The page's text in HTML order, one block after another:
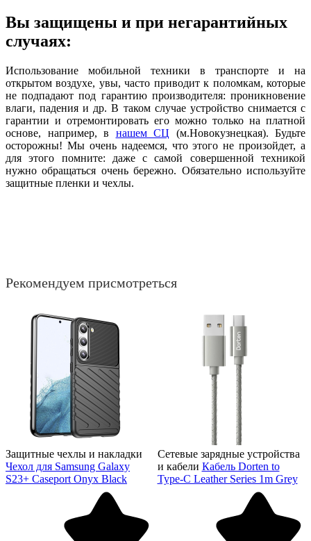
Вы защищены и при негарантийных
случаях:
Использование мобильной техники в транспорте и на
открытом воздухе, увы, часто приводит к поломкам, которые
не подпадают под гарантию производителя: проникновение
влаги, падения и др. В таком случае устройство снимается с
гарантии и отремонтировать его можно только на платной
основе, например, в нашем СЦ (м.Новокузнецкая). Будьте
осторожны! Мы очень надеемся, что этого не произойдет, а
для этого помните: даже с самой совершенной техникой
нужно обращаться очень бережно. Обязательно используйте
защитные пленки и чехлы.
Рекомендуем присмотреться
Защитные чехлы и накладки
Чехол для Samsung Galaxy
S23+ Caseport Onyx Black
Сетевые зарядные устройства
и кабели Кабель Dorten to
Type-C Leather Series 1m Grey